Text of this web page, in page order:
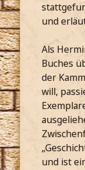
und
Als
Buches
der
will,
und ist